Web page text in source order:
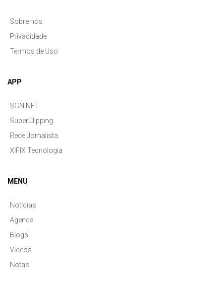
Sobre nós
Privacidade
Termos de Uso
APP
SGN.NET
SuperClipping
Rede Jornalista
XIFIX Tecnologia
MENU
Notícias
Agenda
Blogs
Videos
Notas